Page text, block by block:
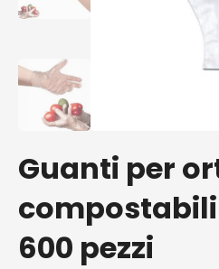
Guanti per
600 pezzi